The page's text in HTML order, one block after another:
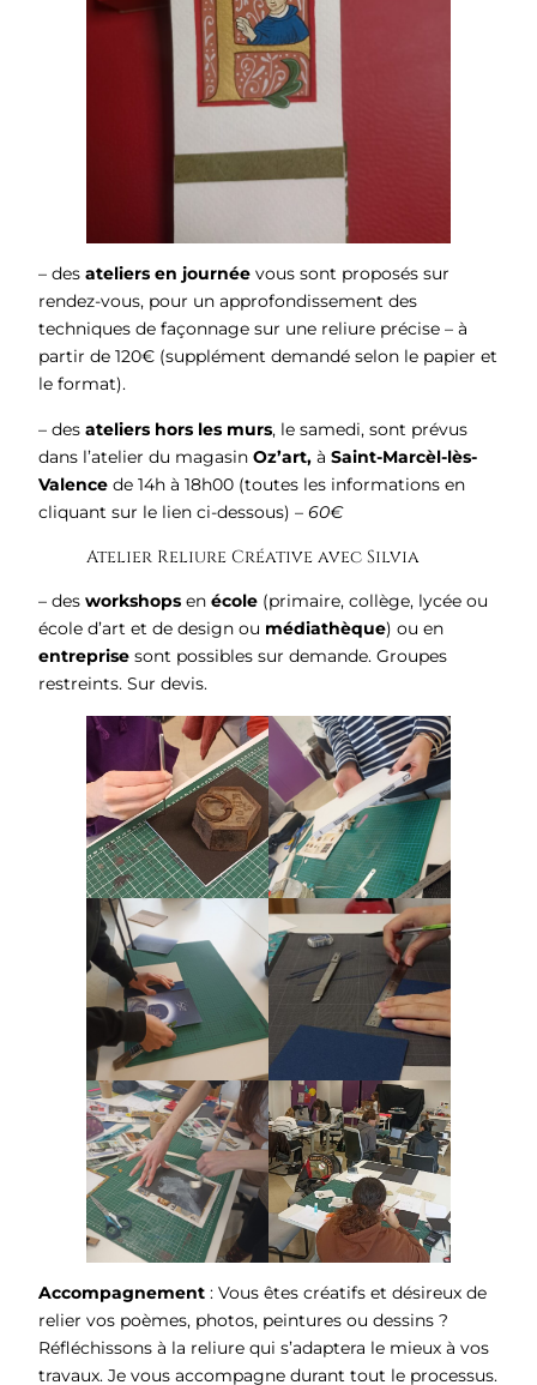
– des ateliers en journée vous sont proposés sur
rendez-vous, pour un approfondissement des
techniques de façonnage sur une reliure précise – à
partir de 120€ (supplément demandé selon le papier et
le format).
– des ateliers hors les murs, le samedi, sont prévus
dans l’atelier du magasin Oz’art, à Saint-Marcèl-lès-
Valence de 14h à 18h00 (toutes les informations en
cliquant sur le lien ci-dessous) – 60€
Atelier Reliure Créative avec Silvia
– des workshops en école (primaire, collège, lycée ou
école d’art et de design ou médiathèque) ou en
entreprise sont possibles sur demande. Groupes
restreints. Sur devis.
Accompagnement : Vous êtes créatifs et désireux de
relier vos poèmes, photos, peintures ou dessins ?
Réfléchissons à la reliure qui s’adaptera le mieux à vos
travaux. Je vous accompagne durant tout le processus.